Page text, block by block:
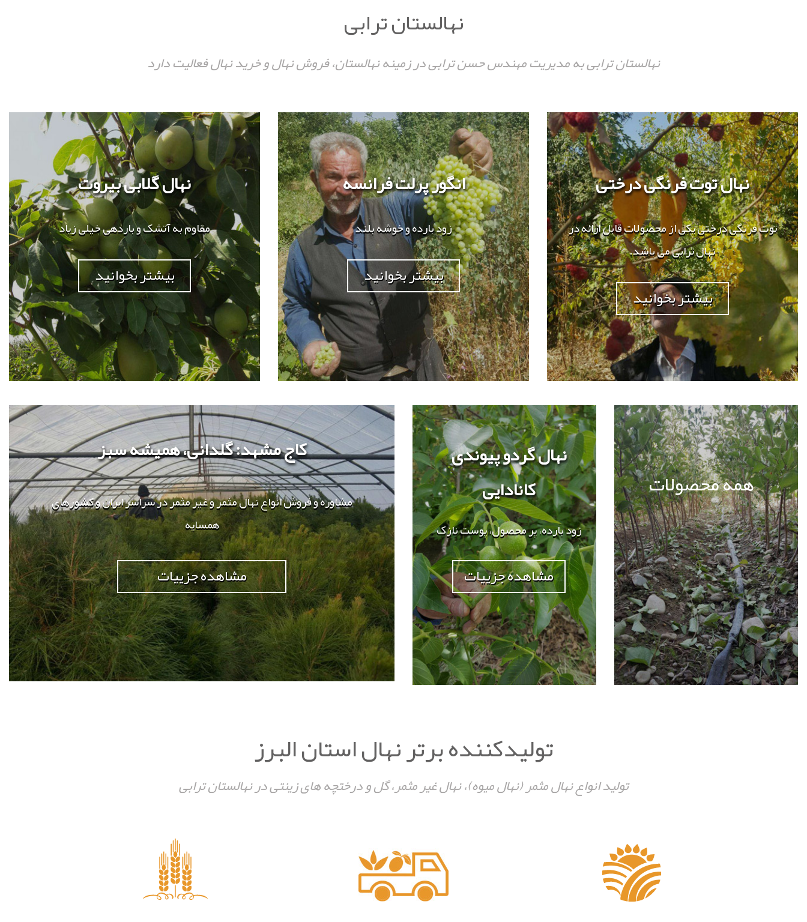
نهالستان ترابی
نهالستان ترابی به مدیریت مهندس حسن ترابی در زمینه نهالستان، فروش نهال و خرید نهال فعالیت دارد
نهال توت فرنگی درختی
توت فرنگی درختی یکی از محصولات قابل ارائه در
نهال ترابی می باشد.
بیشتر بخوانید
انگور پرلت فرانسه
زود بارده و خوشه بلند
بیشتر بخوانید
نهال گلابی بیروت
مقاوم به آتشک و باردهی خیلی زیاد
بیشتر بخوانید
همه محصولات
نهال گردو پیوندی
کانادایی
زود بارده، پر محصول، پوست نازک
مشاهده جزییات
کاج مشهد: گلدانی، همیشه سبز
مشاوره و فروش انواع نهال مثمر و غیر مثمر در سراسر ایران و کشورهای
همسایه
مشاهده جزییات
تولیدکننده برتر نهال استان البرز
تولید انواع نهال مثمر (نهال میوه)، نهال غیر مثمر، گل و درختچه های زینتی در نهالستان ترابی